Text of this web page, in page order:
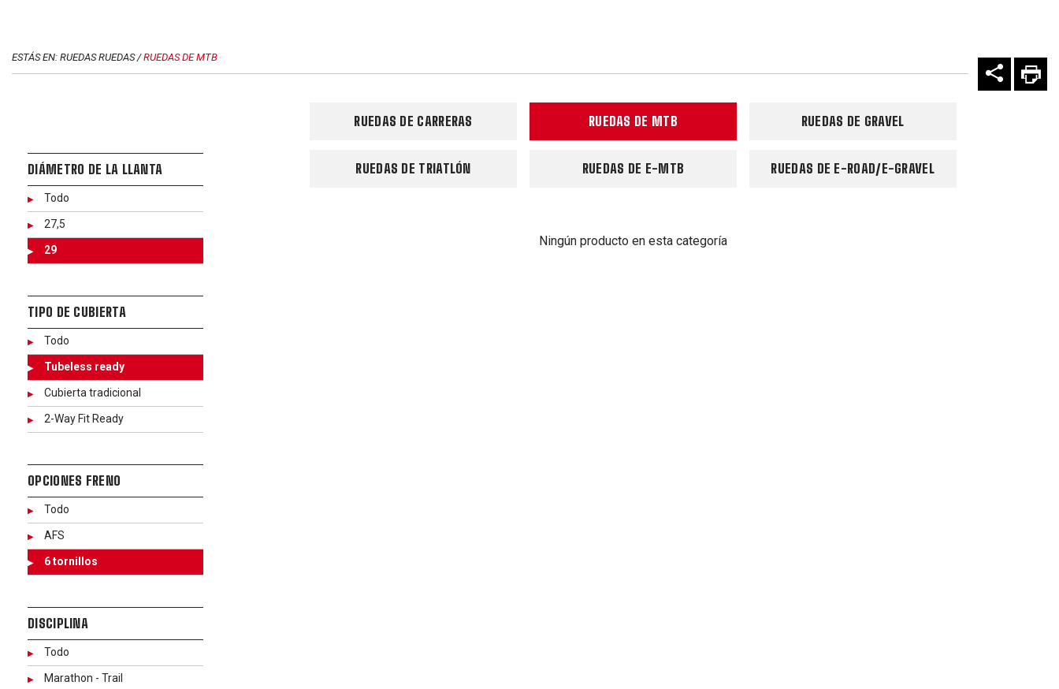
ESTÁS EN: RUEDAS RUEDAS /RUEDAS DE MTB
DIÁMETRO DE LA LLANTA
Todo
27,5
29
TIPO DE CUBIERTA
Todo
Tubeless ready
Cubierta tradicional
2-Way Fit Ready
OPCIONES FRENO
Todo
AFS
6 tornillos
DISCIPLINA
Todo
Marathon - Trail
RUEDAS DE CARRERAS RUEDAS DE MTB RUEDAS DE GRAVEL
RUEDAS DE TRIATLÓN RUEDAS DE E-MTB RUEDAS DE E-ROAD/E-GRAVEL
Ningún producto en esta categoría